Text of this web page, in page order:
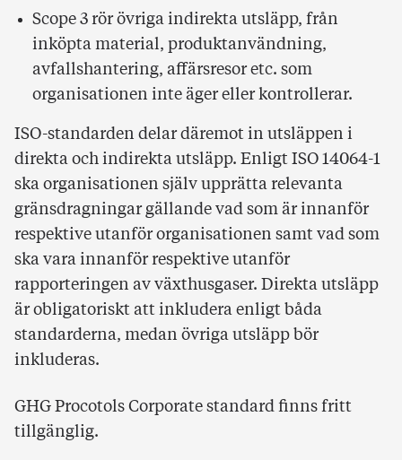
Scope 3 rör övriga indirekta utsläpp, från
inköpta material, produktanvändning,
avfallshantering, affärsresor etc. som
organisationen inte äger eller kontrollerar.
ISO-standarden delar däremot in utsläppen i
direkta och indirekta utsläpp. Enligt ISO 14064-1
ska organisationen själv upprätta relevanta
gränsdragningar gällande vad som är innanför
respektive utanför organisationen samt vad som
ska vara innanför respektive utanför
rapporteringen av växthusgaser. Direkta utsläpp
är obligatoriskt att inkludera enligt båda
standarderna, medan övriga utsläpp bör
inkluderas.
GHG Procotols Corporate standard finns fritt
tillgänglig.